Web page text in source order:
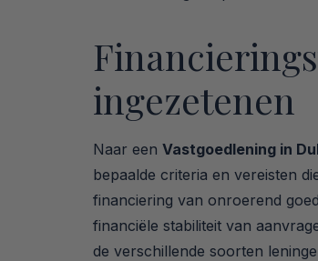
ingezetenen
Naar een Vastgoedlening in
bepaalde criteria en vereisten
financiering van onroerend
financiële stabiliteit van
de verschillende soorten